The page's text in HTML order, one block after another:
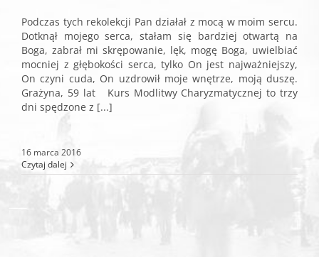
Podczas tych rekolekcji Pan działał z mocą w moim sercu.
Dotknął mojego serca, stałam się bardziej otwartą na
Boga, zabrał mi skrępowanie, lęk, mogę Boga, uwielbiać
mocniej z głębokości serca, tylko On jest najważniejszy,
On czyni cuda, On uzdrowił moje wnętrze, moją duszę.
Grażyna, 59 lat Kurs Modlitwy Charyzmatycznej to trzy
dni spędzone z [...]
16 marca 2016
Czytaj dalej